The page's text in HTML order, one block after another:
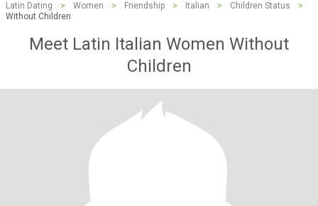
Latin Dating > Women > Friendship > Italian > Children Status
>
Without Children
Meet Latin Italian Women Without
Children